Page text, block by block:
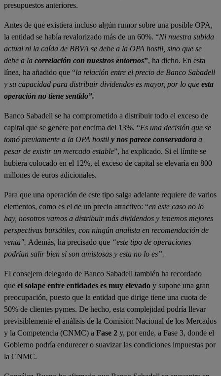
presupuestos anteriores.
Antes de que existiera incluso algún rumor sobre una posible OPA,
la entidad se había revalorizado más de un 60%. “Ni nuestra subida
actual ni la caída de BBVA se debe a la OPA hostil, sino que se
debe a la correlación con nuestros entornos”, ha dicho. En esta
línea, ha añadido que “la relación entre el precio de Banco Sabadell
y su capacidad para distribuir dividendos es mayor, por lo que esta
operación no tiene sentido”.
Banco Sabadell se ha comprometido a distribuir todo el exceso de
capital que se genere por encima del 13%. “Es una decisión que se
tomó previamente a la OPA hostil y nos parece conservadora a
pesar de existir un mercado estable”, ha explicado. Si el límite se
hubiera colocado en el 12%, el exceso de capital se elevaría en 800
millones de euros adicionales.
Para que una operación de este tipo salga adelante requiere de varios
elementos, como es el de un precio atractivo: “en este caso no lo
hay, nosotros vamos a distribuir más dividendos y tenemos mejores
perspectivas bursátiles, con ningún analista en recomendación de
venta". Además, ha precisado que “este tipo de operaciones
podrían salir bien si son amistosas y esta no lo es”.
El consejero delegado de Banco Sabadell también ha recordado
que el solape entre entidades es muy elevado y supone una gran
preocupación, puesto que la entidad que dirige tiene una cuota de
50% de clientes pymes. De hecho, esta complejidad podría llevar
previsiblemente el análisis de la Comisión Nacional de los Mercados
y la Competencia (CNMC) a Fase 2 y, por ende, a Fase 3, donde el
Gobierno podría endurecer o suavizar las condiciones impuestas por
la CNMC.